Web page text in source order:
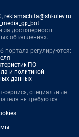
reklamachita@shkulev.ru
за достоверность
объявлениях.
портала регулируются:
ПО
и политикой
данных
сервиса, специальные
не требуются